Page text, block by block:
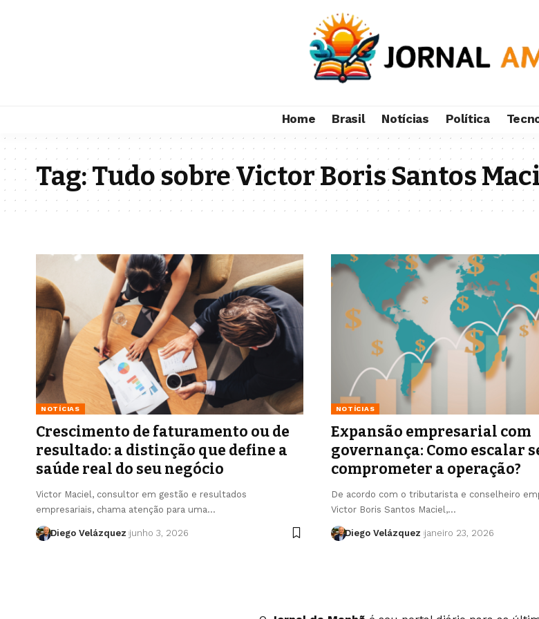
Home Brasil Notícias Política
Tag:Tudo sobre Victor Boris Santos
NOTÍCIAS
Crescimento de faturamento ou de
resultado: a distinção que define a
saúde real do seu negócio
Victor Maciel, consultor em gestão e resultados
empresariais, chama atenção para uma…
Diego Velázquez junho 3, 2026
NOTÍCIAS
Expansão empresarial com
governança: Como escalar
comprometer a operação?
De acordo com o tributarista e conselheiro
Victor Boris Santos Maciel,…
Diego Velázquez janeiro 23, 2026